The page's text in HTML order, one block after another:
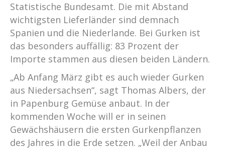
Statistische Bundesamt. Die mit Abstand
wichtigsten Lieferländer sind demnach
Spanien und die Niederlande. Bei Gurken ist
das besonders auffällig: 83 Prozent der
Importe stammen aus diesen beiden Ländern.
„Ab Anfang März gibt es auch wieder Gurken
aus Niedersachsen“, sagt Thomas Albers, der
in Papenburg Gemüse anbaut. In der
kommenden Woche will er in seinen
Gewächshäusern die ersten Gurkenpflanzen
des Jahres in die Erde setzen. „Weil der Anbau